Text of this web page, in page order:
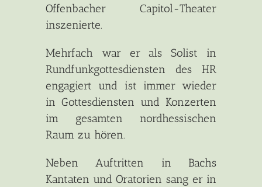
Offenbacher Capitol-Theater
inszenierte.
Mehrfach war er als Solist in
Rundfunkgottesdiensten des HR
engagiert und ist immer wieder
in Gottesdiensten und Konzerten
im gesamten nordhessischen
Raum zu hören.
Neben Auftritten in Bachs
Kantaten und Oratorien sang er in